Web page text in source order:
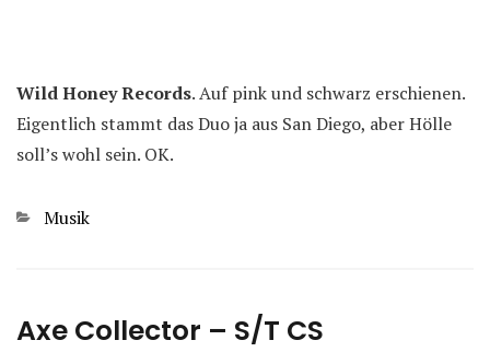
Wild Honey Records. Auf pink und schwarz erschienen.
Eigentlich stammt das Duo ja aus San Diego, aber Hölle
soll’s wohl sein. OK.
Kategorien
Musik
Axe Collector – S/T CS